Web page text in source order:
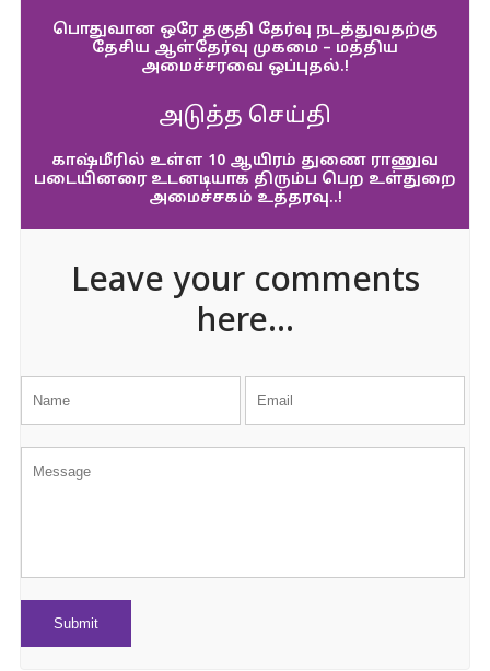
பொதுவான ஒரே தகுதி தேர்வு நடத்துவதற்கு
தேசிய ஆள்தேர்வு முகமை – மத்திய
அமைச்சரவை ஒப்புதல்.!
அடுத்த செய்தி
காஷ்மீரில் உள்ள 10 ஆயிரம் துணை ராணுவ
படையினரை உடனடியாக திரும்ப பெற உள்துறை
அமைச்சகம் உத்தரவு..!
Leave your comments
here...